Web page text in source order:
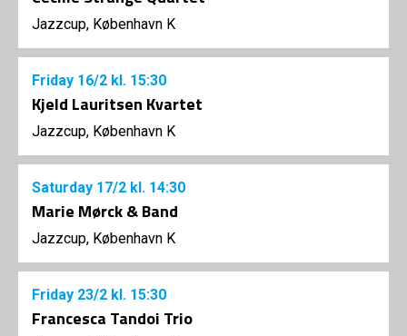
Jazzcup, København K
Friday 16/2 kl. 15:30
Kjeld Lauritsen Kvartet
Jazzcup, København K
Saturday 17/2 kl. 14:30
Marie Mørck & Band
Jazzcup, København K
Friday 23/2 kl. 15:30
Francesca Tandoi Trio